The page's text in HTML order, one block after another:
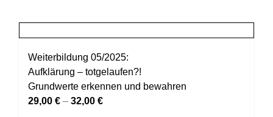
Varianten
auf.
Die
Optionen
können
Weiterbildung 05/2025:
Aufklärung – totgelaufen?!
Grundwerte erkennen und bewahren
29,00 € – 32,00 €